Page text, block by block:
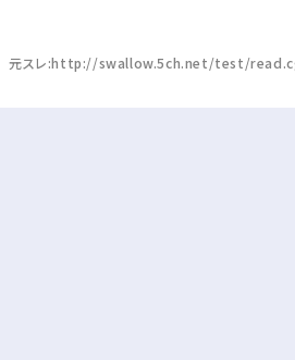
元スレ:http://swallow.5ch.net/test/